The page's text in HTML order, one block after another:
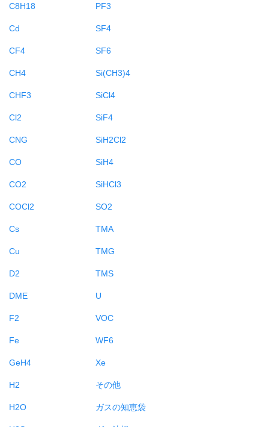
C8H18
Cd
CF4
CH4
CHF3
Cl2
CNG
CO
CO2
COCl2
Cs
Cu
D2
DME
F2
Fe
GeH4
H2
H2O
PF3
SF4
SF6
Si(CH3)4
SiCl4
SiF4
SiH2Cl2
SiH4
SiHCl3
SO2
TMA
TMG
TMS
U
VOC
WF6
Xe
その他
ガスの知恵袋